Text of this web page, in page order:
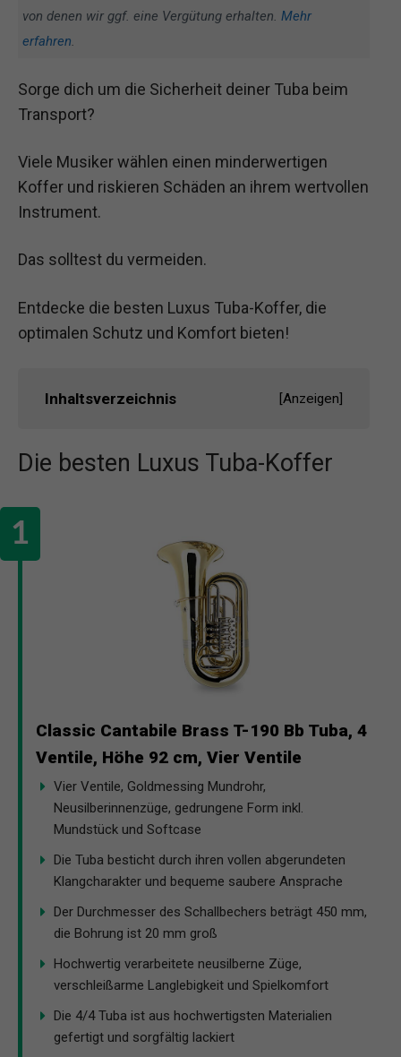
von denen wir ggf. eine Vergütung erhalten. Mehr
erfahren.
Sorge dich um die Sicherheit deiner Tuba beim
Transport?
Viele Musiker wählen einen minderwertigen
Koffer und riskieren Schäden an ihrem wertvollen
Instrument.
Das solltest du vermeiden.
Entdecke die besten Luxus Tuba-Koffer, die
optimalen Schutz und Komfort bieten!
Inhaltsverzeichnis [Anzeigen]
Die besten Luxus Tuba-Koffer
Classic Cantabile Brass T-190 Bb Tuba, 4
Ventile, Höhe 92 cm, Vier Ventile
Vier Ventile, Goldmessing Mundrohr,
Neusilberinnenzüge, gedrungene Form inkl.
Mundstück und Softcase
Die Tuba besticht durch ihren vollen abgerundeten
Klangcharakter und bequeme saubere Ansprache
Der Durchmesser des Schallbechers beträgt 450 mm,
die Bohrung ist 20 mm groß
Hochwertig verarbeitete neusilberne Züge,
verschleißarme Langlebigkeit und Spielkomfort
Die 4/4 Tuba ist aus hochwertigsten Materialien
gefertigt und sorgfältig lackiert